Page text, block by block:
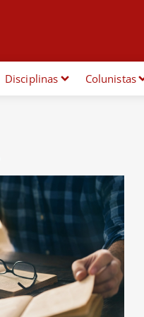
Disciplinas Colunistas